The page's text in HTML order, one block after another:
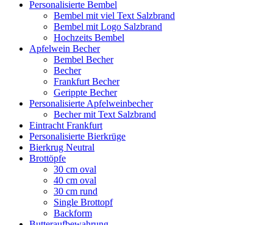
Personalisierte Bembel
Bembel mit viel Text Salzbrand
Bembel mit Logo Salzbrand
Hochzeits Bembel
Apfelwein Becher
Bembel Becher
Becher
Frankfurt Becher
Gerippte Becher
Personalisierte Apfelweinbecher
Becher mit Text Salzbrand
Eintracht Frankfurt
Personalisierte Bierkrüge
Bierkrug Neutral
Brottöpfe
30 cm oval
40 cm oval
30 cm rund
Single Brottopf
Backform